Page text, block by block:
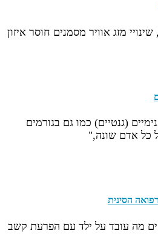
מזג אוויר מסמנים חוסר איזון
(גנטיים) כמו גם בגורמים
כל אדם שונה,"
מה עובד על ילד עם הפרעת קשב